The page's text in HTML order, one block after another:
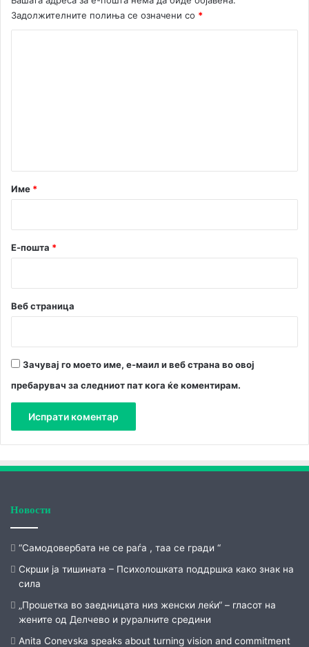
Задолжителните полиња се означени со *
р
Име *
Е-пошта *
Веб страница
Зачувај го моето име, е-маил и веб страна во овој
пребарувач за следниот пат кога ќе коментирам.
Новости
“Самодовербата не се раѓа , таа се гради “
Скрши ја тишината – Психолошката поддршка како знак на
сила
„Прошетка во заедницата низ женски леќи“ – гласот на
жените од Делчево и руралните средини
Anita Conevska speaks about turning vision and commitment